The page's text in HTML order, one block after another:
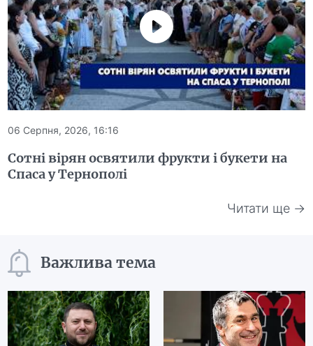
06 Серпня, 2026, 16:16
Сотні вірян освятили фрукти і букети на
Спаса у Тернополі
Читати ще →
Важлива тема